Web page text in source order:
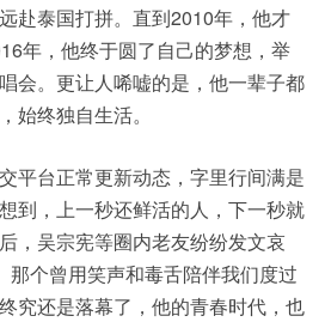
赴泰国打拼。直到2010年，他才
年，他终于圆了自己的梦想，举
会。更让人唏嘘的是，他一辈子都
始终独自生活。
平台正常更新动态，字里行间满是
到，上一秒还鲜活的人，下一秒就
，吴宗宪等圈内老友纷纷发文哀
那个曾用笑声和毒舌陪伴我们度过
究还是落幕了，他的青春时代，也